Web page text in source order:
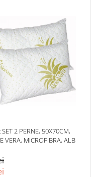
SET 2 PERNE, 50X70CM,
VERA, MICROFIBRA, ALB